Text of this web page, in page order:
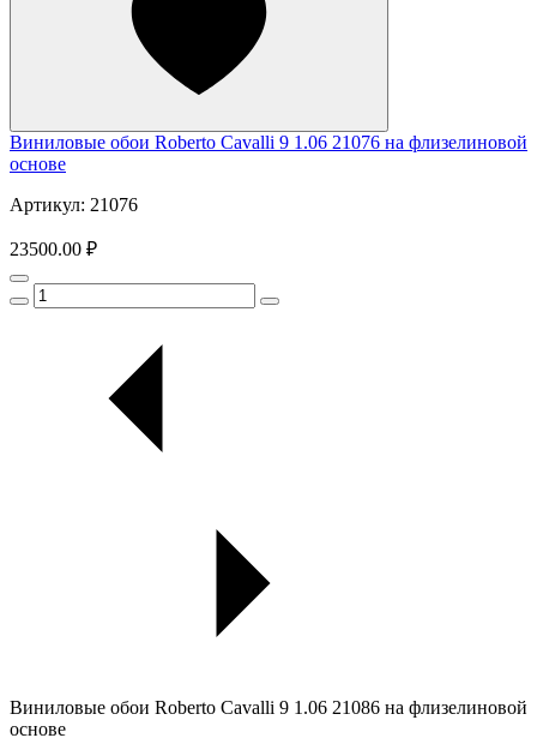
Виниловые обои Roberto Cavalli 9 1.06 21076 на флизелиновой
основе
Артикул: 21076
23500.00 ₽
Виниловые обои Roberto Cavalli 9 1.06 21086 на флизелиновой
основе